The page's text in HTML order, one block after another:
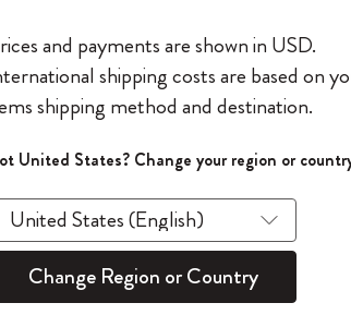
ステム
トとは
ン
」コレ
グ』コレク
ック
コレクショ
レクション
り物
です
*メールアドレス
*パスワード
このデバイスで情報を保存する
ログイン
of Impressionism モレスキン会員限定の
-20%
Impressions of
ン会員限定の
ブック
ラージサイズ、ハー
モレスキンの世界へようこそ
今すぐ会員登録して、コード
「WELCOME10」を入力すると、
回注文が10%オフ＋送料無料になり
ます。セール・アウトレット品は
適用外。
and payments are shown in USD.
shipping costs are based on
shipping method and destination.
United States? Change your region or
Change Region or Country